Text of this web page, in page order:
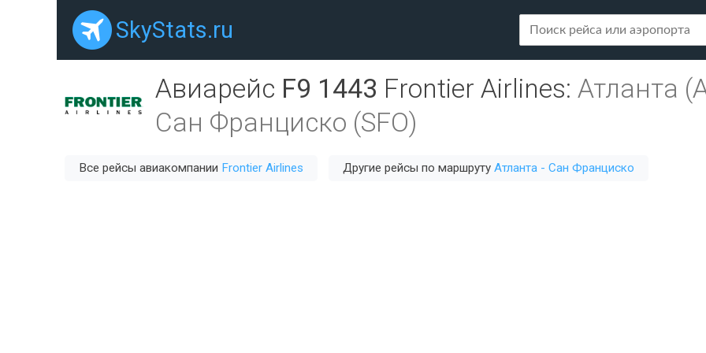
SkyStats.ru
Авиарейс F9 1443 Frontier Airlines: Атланта
Сан Франциско (SFO)
Все рейсы авиакомпании Frontier Airlines Другие рейсы по маршруту Атланта - Сан Франциско